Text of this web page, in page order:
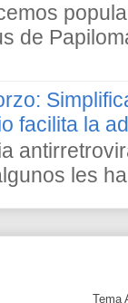
de
facilita la
les
Tema